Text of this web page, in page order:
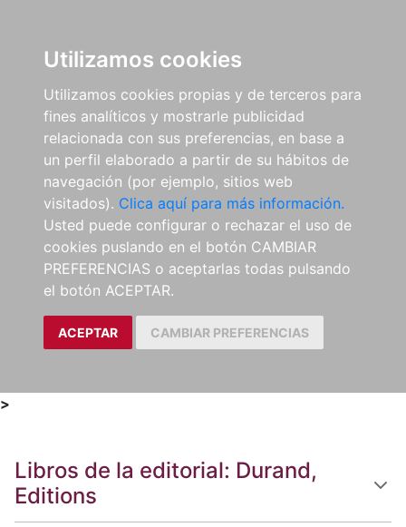
Utilizamos cookies
Utilizamos cookies propias y de terceros para
fines analíticos y mostrarle publicidad
relacionada con sus preferencias, en base a
un perfil elaborado a partir de su hábitos de
navegación (por ejemplo, sitios web
visitados). Clica aquí para más información.
Usted puede configurar o rechazar el uso de
cookies puslando en el botón CAMBIAR
PREFERENCIAS o aceptarlas todas pulsando
el botón ACEPTAR.
ACEPTAR CAMBIAR PREFERENCIAS
>
Libros de la editorial: Durand,
Editions